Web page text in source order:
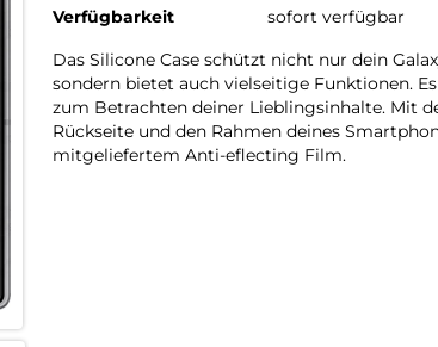
Verfügbarkeit
sofort verfügbar
Das Silicone Case schützt nicht nur dein
sondern bietet auch vielseitige Funktionen.
zum Betrachten deiner Lieblingsinhalte. Mit
Rückseite und den Rahmen deines
mitgeliefertem Anti-eflecting Film.